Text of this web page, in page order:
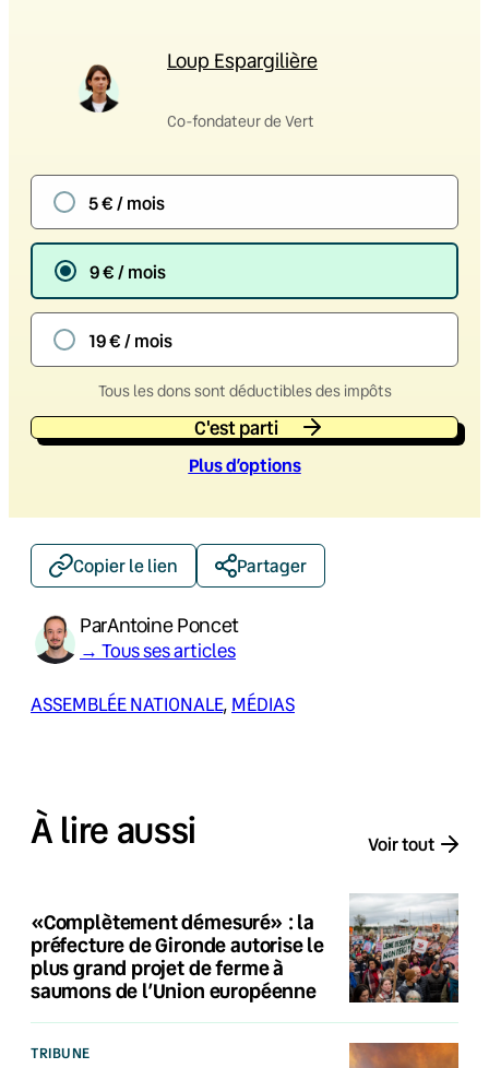
Loup Espargilière
Co-fondateur de Vert
5 € / mois
9 € / mois
19 € / mois
Tous les dons sont déductibles des impôts
C'est parti
Plus d’options
Copier le lien Partager
ParAntoine Poncet
→ Tous ses articles
ASSEMBLÉE NATIONALE, MÉDIAS
À lire aussi Voir tout
«Complètement démesuré» : la
préfecture de Gironde autorise le
plus grand projet de ferme à
saumons de l’Union européenne
TRIBUNE